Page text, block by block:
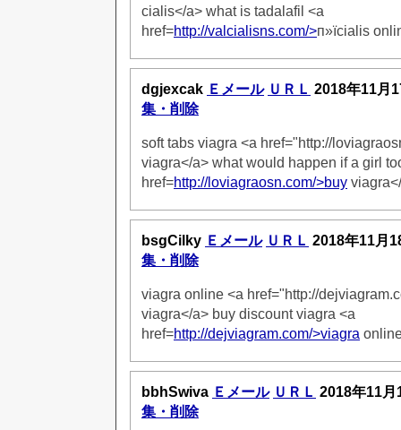
cialis</a> what is tadalafil <a
href=http://valcialisns.com/>п»їcialis
dgjexcak Ｅメール ＵＲＬ 2018年11月
集・削除
soft tabs viagra <a href="http://
viagra</a> what would happen if a girl
href=http://loviagraosn.com/>buy
bsgCilky Ｅメール ＵＲＬ 2018年11月
集・削除
viagra online <a href="http://
viagra</a> buy discount viagra <a
href=http://dejviagram.com/>viagra
bbhSwiva Ｅメール ＵＲＬ 2018年11
集・削除